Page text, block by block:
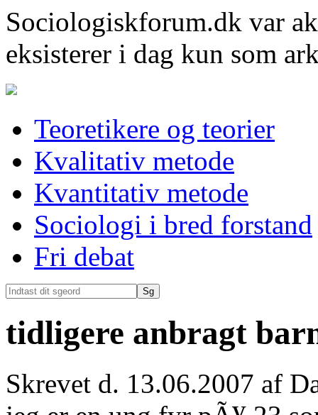
Sociologiskforum.dk var
eksisterer i dag kun som
Teoretikere og teorier
Kvalitativ metode
Kvantitativ metode
Sociologi i bred forstand
Fri debat
tidligere anbragt
Skrevet d. 13.06.2007 af